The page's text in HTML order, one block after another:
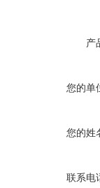
产
您的单
您的姓
联系电